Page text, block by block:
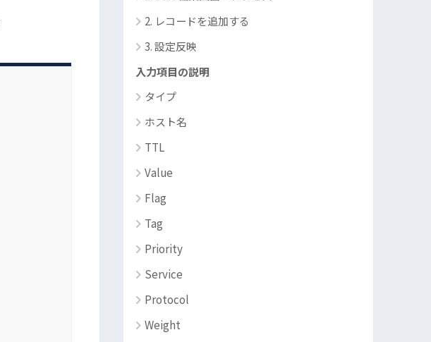
2. レコードを追加する
3. 設定反映
入力項目の説明
タイプ
ホスト名
TTL
Value
Flag
Tag
Priority
Service
Protocol
Weight